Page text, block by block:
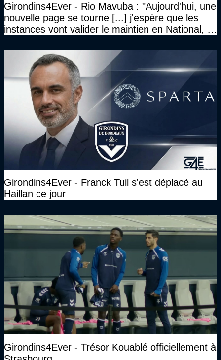
Girondins4Ever - Rio Mavuba : "Aujourd'hui, une
nouvelle page se tourne [...] j'espère que les
instances vont valider le maintien en National, et
haut niveau"
Girondins4Ever - Franck Tuil s'est déplacé au
Haillan ce jour
Girondins4Ever - Trésor Kouablé officiellement à